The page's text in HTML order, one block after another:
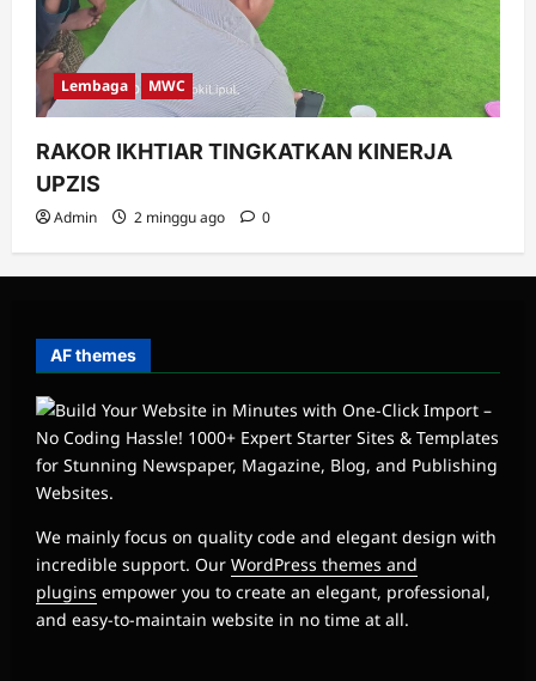
Lembaga MWC
RAKOR IKHTIAR TINGKATKAN KINERJA
UPZIS
Admin 2 minggu ago 0
AF themes
We mainly focus on quality code and elegant design with
incredible support. Our WordPress themes and
plugins empower you to create an elegant, professional,
and easy-to-maintain website in no time at all.